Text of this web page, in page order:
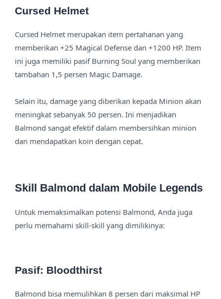
Cursed Helmet
Cursed Helmet merupakan item pertahanan yang
memberikan +25 Magical Defense dan +1200 HP. Item
ini juga memiliki pasif Burning Soul yang memberikan
tambahan 1,5 persen Magic Damage.
Selain itu, damage yang diberikan kepada Minion akan
meningkat sebanyak 50 persen. Ini menjadikan
Balmond sangat efektif dalam membersihkan minion
dan mendapatkan koin dengan cepat.
Skill Balmond dalam Mobile Legends
Untuk memaksimalkan potensi Balmond, Anda juga
perlu memahami skill-skill yang dimilikinya:
Pasif: Bloodthirst
Balmond bisa memulihkan 8 persen dari maksimal HP